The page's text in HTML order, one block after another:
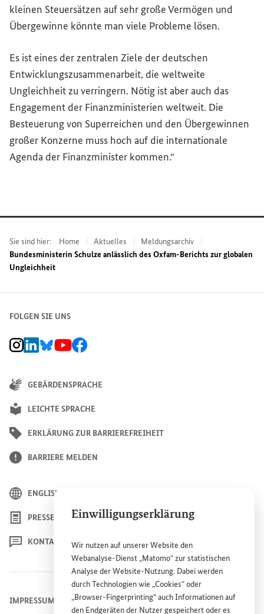
Einwilligungserklärung
Wir nutzen auf unsererWebsite den
Webanalyse-Dienst „Matomo“ zur statistischen
Analyse derWebsite-Nutzung. Dabei werden
durch Technologien wie „Cookies“ oder
„Browser-Fingerprinting“ auch Informationen auf
den Endgeräten der Nutzer gespeichert oder es
kleinen Steuersätzen auf sehr große Vermögen und
Übergewinne könnte man viele Probleme lösen.
Es ist eines der zentralen Ziele der deutschen
Entwicklungszusammenarbeit, die weltweite
Ungleichheit zu verringern. Nötig ist aber auch das
Engagement der Finanzministerien weltweit. Die
Besteuerung von Superreichen und den Übergewinnen
großer Konzerne muss hoch auf die internationale
Agenda der Finanzminister kommen.“
Sie sind hier: Home Aktuelles
Meldungsarchiv
Bundesministerin Schulze anlässlich des Oxfam-Berichts zur globalen
Ungleichheit
FOLGEN SIE UNS
BMZ Instagram-Kanal, Externer Link
BMZ LinkedIn Unternehmensseite, Externer Link
BMZ Bluesky-Seite, Externer Link
BMZ Youtube-Kanal, Externer Link
BMZ Facebook-Seite, Externer Link
GEBÄRDENSPRACHE
LEICHTE SPRACHE
ERKLÄRUNG ZUR BARRIEREFREIHEIT
BARRIERE MELDEN
ENGLISH
PRESSE
KONTAKT
IMPRESSUM